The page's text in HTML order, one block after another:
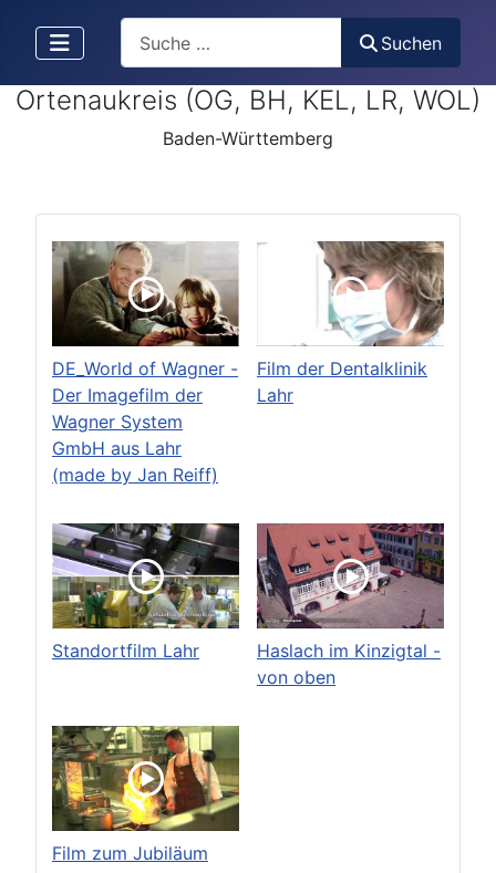
Suchen
Ortenaukreis (OG, BH, KEL, LR, WOL)
Baden-Württemberg
DE_World of Wagner -
Der Imagefilm der
Wagner System
GmbH aus Lahr
(made by Jan Reiff)
Film der Dentalklinik
Lahr
Standortfilm Lahr
Haslach im Kinzigtal -
von oben
Film zum Jubiläum